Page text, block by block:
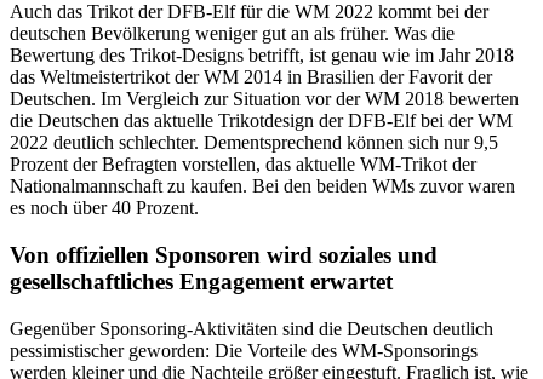
Auch das Trikot der DFB-Elf für die WM 2022 kommt bei der
deutschen Bevölkerung weniger gut an als früher. Was die
Bewertung des Trikot-Designs betrifft, ist genau wie im Jahr 2018
das Weltmeistertrikot der WM 2014 in Brasilien der Favorit der
Deutschen. Im Vergleich zur Situation vor der WM 2018 bewerten
die Deutschen das aktuelle Trikotdesign der DFB-Elf bei der WM
2022 deutlich schlechter. Dementsprechend können sich nur 9,5
Prozent der Befragten vorstellen, das aktuelle WM-Trikot der
Nationalmannschaft zu kaufen. Bei den beiden WMs zuvor waren
es noch über 40 Prozent.
Von offiziellen Sponsoren wird soziales und
gesellschaftliches Engagement erwartet
Gegenüber Sponsoring-Aktivitäten sind die Deutschen deutlich
pessimistischer geworden: Die Vorteile des WM-Sponsorings
werden kleiner und die Nachteile größer eingestuft. Fraglich ist, wie